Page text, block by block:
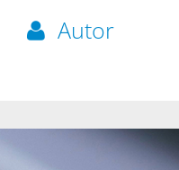
Autor